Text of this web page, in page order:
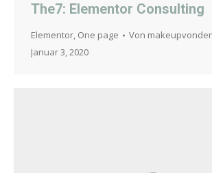
The7: Elementor Consulting
Elementor, One page Von
Januar 3, 2020